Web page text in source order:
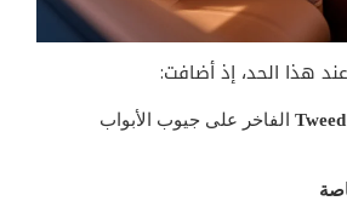
الفاخر على جيوب الأبواب